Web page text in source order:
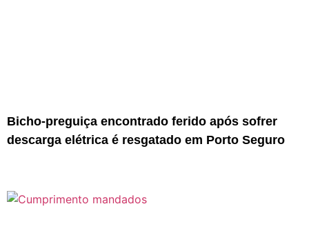
Bicho-preguiça encontrado ferido após sofrer
descarga elétrica é resgatado em Porto Seguro